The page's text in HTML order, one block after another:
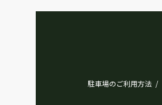
駐車場のご利用方法 /